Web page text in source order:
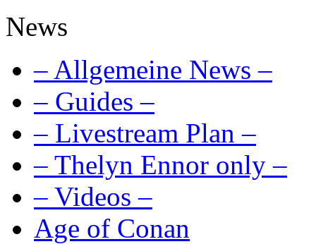
News
– Allgemeine News –
– Guides –
– Livestream Plan –
– Thelyn Ennor only –
– Videos –
Age of Conan